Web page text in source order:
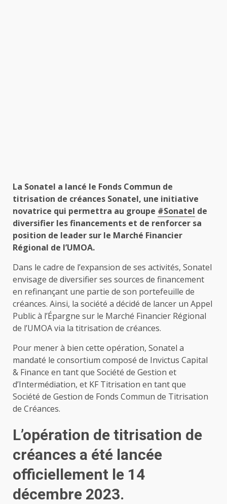
La Sonatel a lancé le Fonds Commun de
titrisation de créances Sonatel, une initiative
novatrice qui permettra au groupe #Sonatel de
diversifier les financements et de renforcer sa
position de leader sur le Marché Financier
Régional de l’UMOA.
Dans le cadre de l’expansion de ses activités, Sonatel
envisage de diversifier ses sources de financement
en refinançant une partie de son portefeuille de
créances. Ainsi, la société a décidé de lancer un Appel
Public à l’Épargne sur le Marché Financier Régional
de l’UMOA via la titrisation de créances.
Pour mener à bien cette opération, Sonatel a
mandaté le consortium composé de Invictus Capital
& Finance en tant que Société de Gestion et
d’Intermédiation, et KF Titrisation en tant que
Société de Gestion de Fonds Commun de Titrisation
de Créances.
L’opération de titrisation de
créances a été lancée
officiellement le 14
décembre 2023.